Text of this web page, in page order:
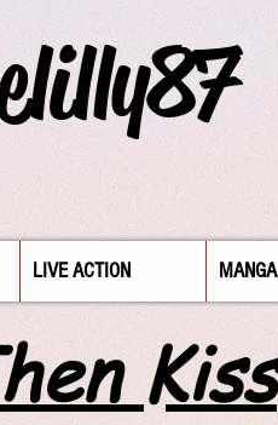
LIVE ACTION MANGA
Kiss